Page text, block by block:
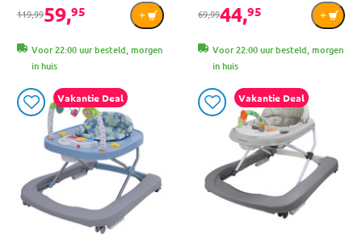
119,9959,95
Voor 22:00 uur besteld, morgen
in huis
69,9944,95
Voor 22:00 uur besteld, morgen
in huis
Vakantie Deal Vakantie Deal